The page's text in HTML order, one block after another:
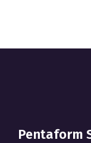
Pentaform